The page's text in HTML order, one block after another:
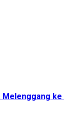
Melenggang